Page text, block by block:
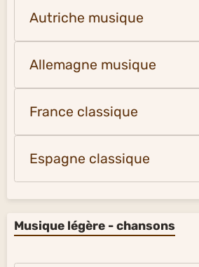
Autriche musique
Allemagne musique
France classique
Espagne classique
Musique légère - chansons